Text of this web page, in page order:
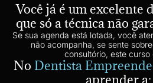
Você já é um excelente
que só a técnica não
Se sua agenda está lotada, você
não acompanha, se sente
consultório, este curso
No Dentista
aprender a: